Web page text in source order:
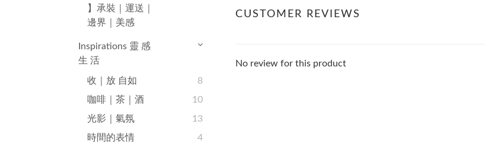
】承裝｜運送｜
邊界｜美感
Inspirations 靈 感
生 活
收｜放 自如
8
咖啡｜茶｜酒
10
光影｜氣氛
13
時間的表情
4
CUSTOMER REVIEWS
No review for this product